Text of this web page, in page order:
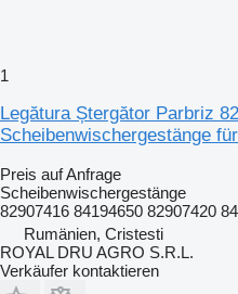
1
Legătura Ștergător Parbriz
Scheibenwischergestänge
Preis auf Anfrage
Scheibenwischergestänge
82907416 84194650 82907420
Rumänien, Cristesti
ROYAL DRU AGRO S.R.L.
Verkäufer kontaktieren